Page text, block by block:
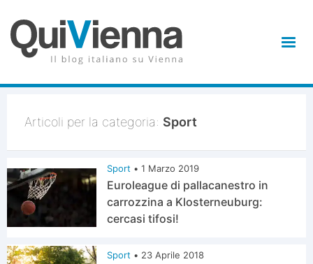
Articoli per la categoria: Sport
Sport • 1 Marzo 2019
Euroleague di pallacanestro in
carrozzina a Klosterneuburg:
cercasi tifosi!
Sport • 23 Aprile 2018